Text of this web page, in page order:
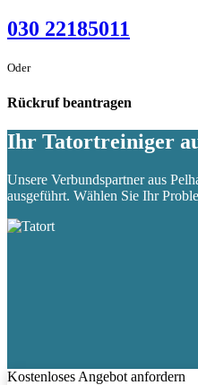
030 22185011
Oder
Rückruf beantragen
Ihr Tatortreiniger
Unsere Verbundspartner aus
ausgeführt. Wählen Sie Ihr
Kostenloses Angebot anfordern